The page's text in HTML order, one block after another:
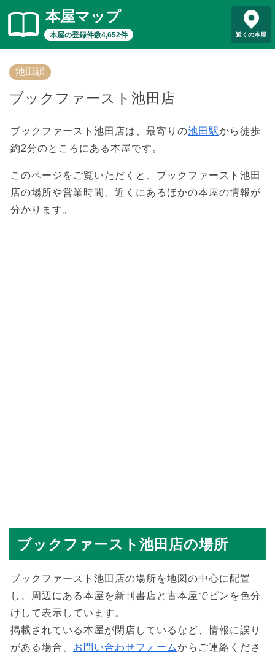
本屋マップ
本屋の登録件数4,652件 近くの本屋
池田駅
ブックファースト池田店
ブックファースト池田店は、最寄りの池田駅から徒歩
約2分のところにある本屋です。
このページをご覧いただくと、ブックファースト池田
店の場所や営業時間、近くにあるほかの本屋の情報が
分かります。
ブックファースト池田店の場所
ブックファースト池田店の場所を地図の中心に配置
し、周辺にある本屋を新刊書店と古本屋でピンを色分
けして表示しています。
掲載されている本屋が閉店しているなど、情報に誤り
がある場合、 お問い合わせフォームからご連絡くださ